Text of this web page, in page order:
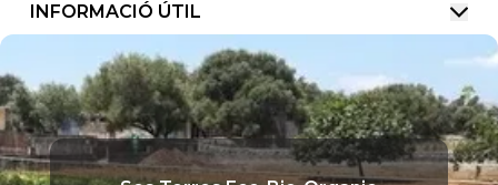
INFORMACIÓ ÚTIL